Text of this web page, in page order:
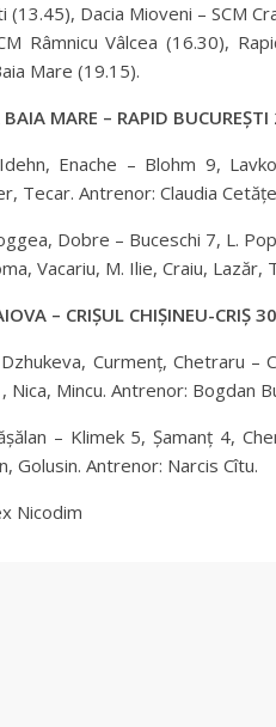
(13.45), Dacia Mioveni – SCM
Râmnicu Vâlcea (16.30),
Mare (19.15).
BAIA MARE – RAPID
Enache – Blohm 9,
Tecar. Antrenor: Claudia
Dobre – Buceschi 7, L.
Vacariu, M. Ilie, Craiu, Lazăr,
– CRIȘUL CHIȘINEU-CRIȘ
Curmenț, Chetraru
Nica, Mincu. Antrenor: Bogdan
– Klimek 5, Șamanț 4,
Golusin. Antrenor: Narcis Cîtu.
Nicodim